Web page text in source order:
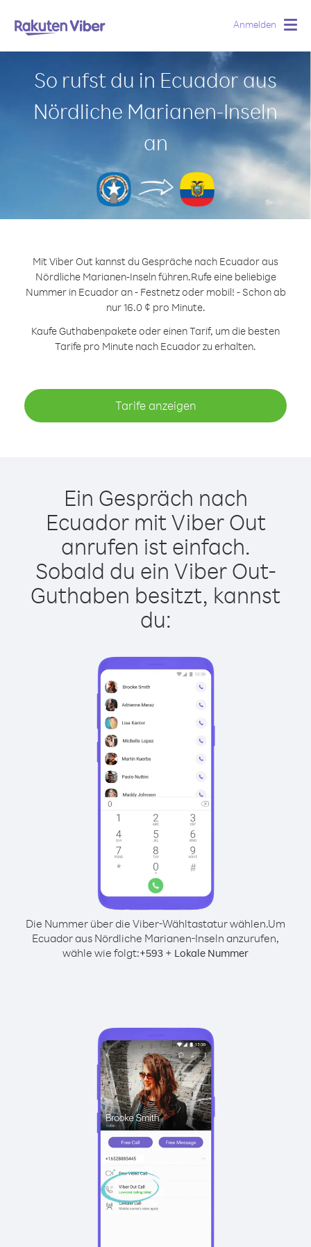
Anmelden
So rufst du in Ecuador aus
Nördliche Marianen-Inseln
an
Mit Viber Out kannst du Gespräche nach Ecuador aus
Nördliche Marianen-Inseln führen.Rufe eine beliebige
Nummer in Ecuador an - Festnetz oder mobil! - Schon ab
nur 16.0 ¢ pro Minute.
Kaufe Guthabenpakete oder einen Tarif, um die besten
Tarife pro Minute nach Ecuador zu erhalten.
Tarife anzeigen
Ein Gespräch nach
Ecuador mit Viber Out
anrufen ist einfach.
Sobald du ein Viber Out-
Guthaben besitzt, kannst
du:
Die Nummer über die Viber-Wähltastatur wählen.Um
Ecuador aus Nördliche Marianen-Inseln anzurufen,
wähle wie folgt:+593 + Lokale Nummer